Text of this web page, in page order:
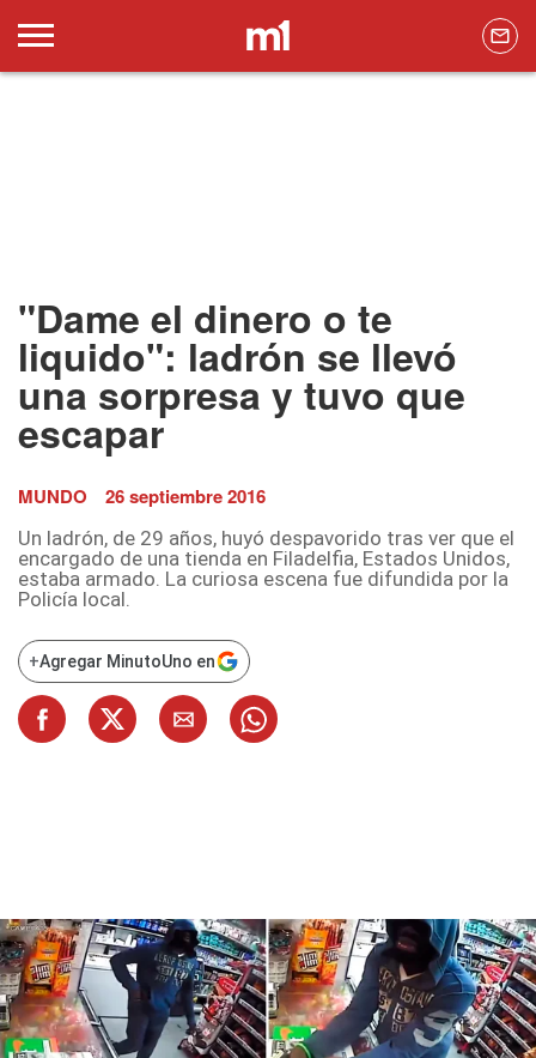
"Dame el dinero o te
liquido": ladrón se llevó
una sorpresa y tuvo que
escapar
MUNDO 26 septiembre 2016
Un ladrón, de 29 años, huyó despavorido tras ver que el
encargado de una tienda en Filadelfia, Estados Unidos,
estaba armado. La curiosa escena fue difundida por la
Policía local.
+Agregar MinutoUno en